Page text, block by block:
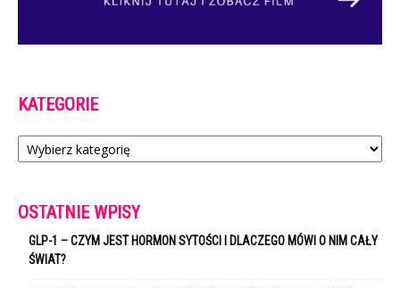
KATEGORIE
Kategorie
OSTATNIE WPISY
GLP-1 – CZYM JEST HORMON SYTOŚCI I DLACZEGO MÓWI O NIM CAŁY
ŚWIAT?